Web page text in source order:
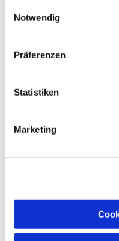
Notwendig
Präferenzen
Statistiken
Marketing